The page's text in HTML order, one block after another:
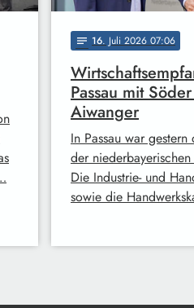
notes 16. Juli 2026 07:06
Passau mit
Aiwanger
In Passau war
der
Die Industrie- und
sowie die